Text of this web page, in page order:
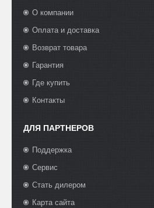
О компании
Оплата и доставка
Возврат товара
Гарантия
Где купить
Контакты
ДЛЯ ПАРТНЕРОВ
Поддержка
Сервис
Стать дилером
Карта сайта